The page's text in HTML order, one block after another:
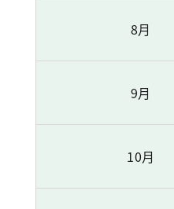
8月
9月
10月